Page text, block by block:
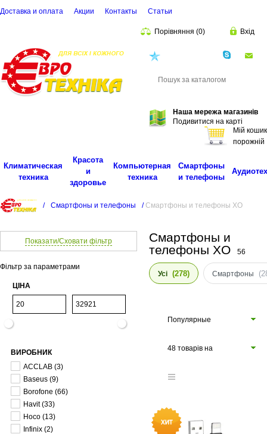
Доставка и оплата Акции Контакты Cтатьи
Порівняння (0) Вхід
Наша мережа магазинів
Подивитися на карті
Мій кошик
порожній
Климатическая
техника
Красота
и
здоровье
Компьютерная
техника
Смартфоны
и телефоны
/ Смартфоны и телефоны / Смартфоны и телефоны XO
Показати/Сховати фільтр
Фільтр за параметрами
ЦІНА
ВИРОБНИК
ACCLAB (3)
Baseus (9)
Borofone (66)
Havit (33)
Hoco (13)
Infinix (2)
Смартфоны и
телефоны XO
56
Усі (278) Cмартфоны
Популярные
48 товарів на